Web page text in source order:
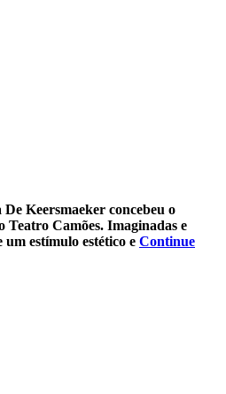
Keersmaeker concebeu o
Teatro Camões. Imaginadas e
um estímulo estético e Continue